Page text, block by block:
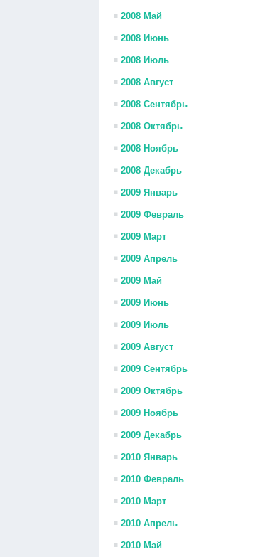
2008 Май
2008 Июнь
2008 Июль
2008 Август
2008 Сентябрь
2008 Октябрь
2008 Ноябрь
2008 Декабрь
2009 Январь
2009 Февраль
2009 Март
2009 Апрель
2009 Май
2009 Июнь
2009 Июль
2009 Август
2009 Сентябрь
2009 Октябрь
2009 Ноябрь
2009 Декабрь
2010 Январь
2010 Февраль
2010 Март
2010 Апрель
2010 Май